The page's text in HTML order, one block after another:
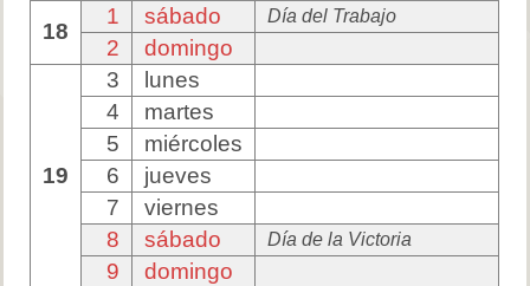
18
1 sábado Día del Trabajo
2 domingo
19
3
lunes
4
martes
5
miércoles
6
jueves
7
viernes
8
sábado Día de la Victoria
9 domingo